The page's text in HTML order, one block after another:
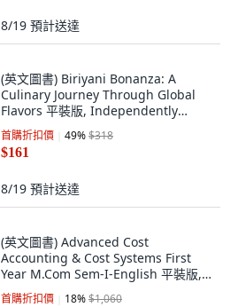
8/19 預計送達
(英文圖書) Biriyani Bonanza: A
Culinary Journey Through Global
Flavors 平裝版, Independently
Published, 英文
首購折扣價 49%$318
$161
8/19 預計送達
(英文圖書) Advanced Cost
Accounting & Cost Systems First
Year M.Com Sem-I-English 平裝版,
Sharp Publication, 英文
首購折扣價 18%$1,060